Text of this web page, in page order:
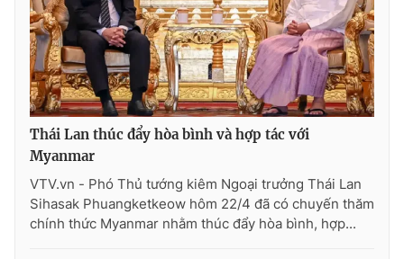
thông tin từ website này.
Thái Lan thúc đẩy hòa bình và hợp tác với
Myanmar
VTV.vn - Phó Thủ tướng kiêm Ngoại trưởng Thái Lan
Sihasak Phuangketkeow hôm 22/4 đã có chuyến thăm
chính thức Myanmar nhằm thúc đẩy hòa bình, hợp...